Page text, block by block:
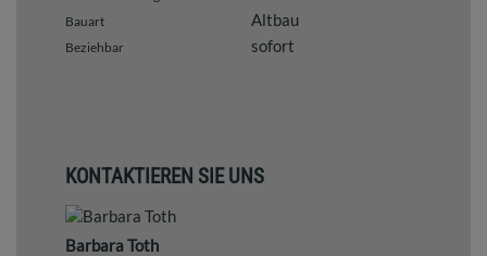
Bauart Altbau
Beziehbar sofort
KONTAKTIEREN SIE UNS
Barbara Toth